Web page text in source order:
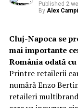
Published 2
By Alex
Cluj-Napoca se
mai importante
România odată
Printre retailerii
numără Enzo
retaileri